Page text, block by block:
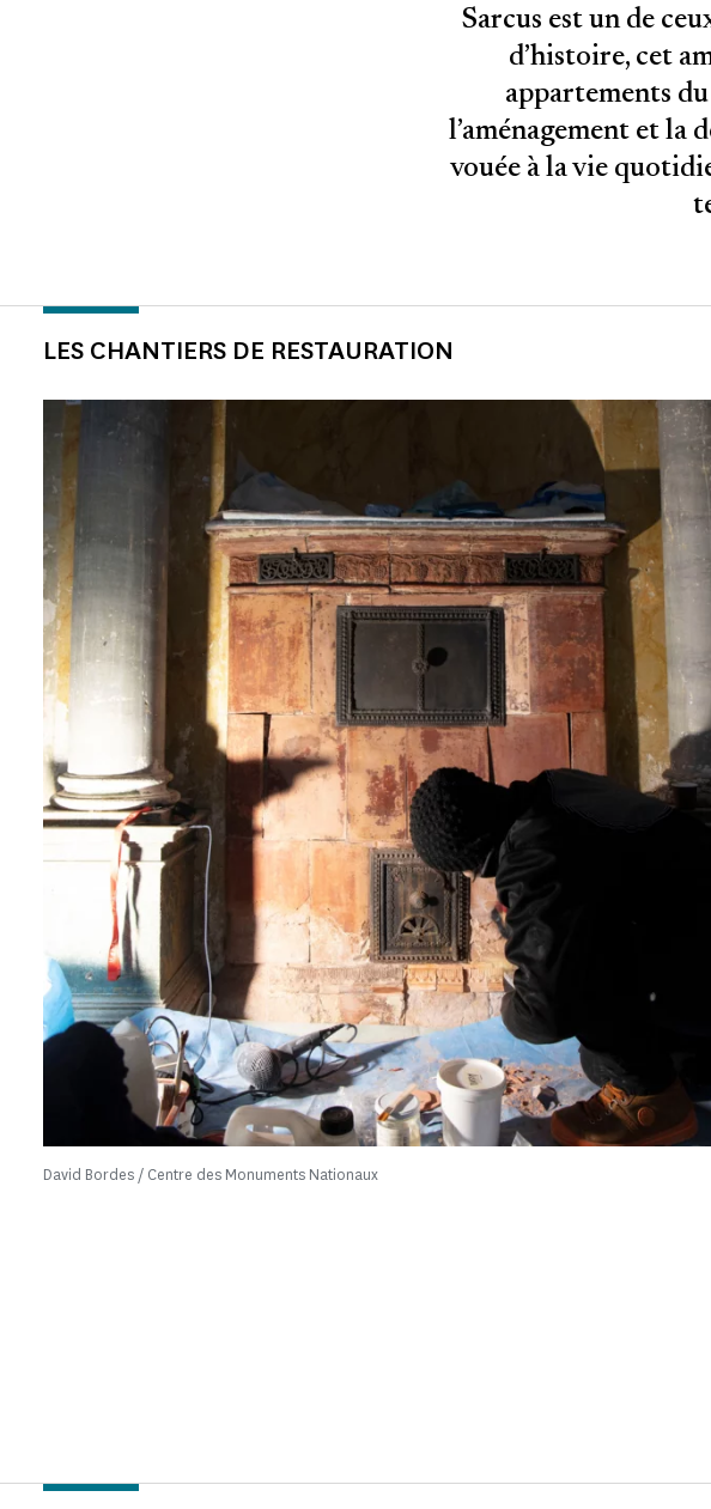
Sarcus est un de
d’histoire, cet
appartements
l’aménagement et la
vouée à la vie
LES CHANTIERS DE RESTAURATION
David Bordes / Centre des Monuments Nationaux